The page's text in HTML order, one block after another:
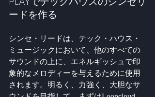
ードを作る
シンセ・リードは、テック・ハウス・
ミュージックにおいて、他のすべての
サウンドの上に、エネルギッシュで印
象的なメロディーを与えるために使用
されます。明るく、力強く、大胆なサ